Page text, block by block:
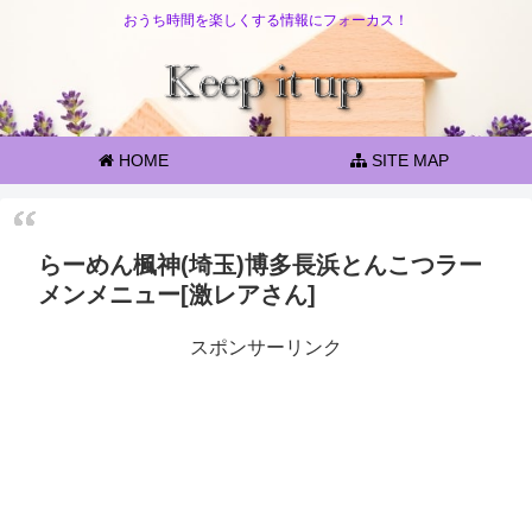
おうち時間を楽しくする情報にフォーカス！
HOME SITE MAP
らーめん楓神(埼玉)博多長浜とんこつラー
メンメニュー[激レアさん]
スポンサーリンク